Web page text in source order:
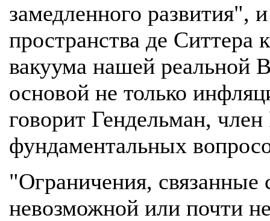
замедленного развития",
пространства де Ситтера
вакуума нашей реальной
основой не только
говорит Гендельман,
фундаментальных
"Ограничения,
невозможной или почти